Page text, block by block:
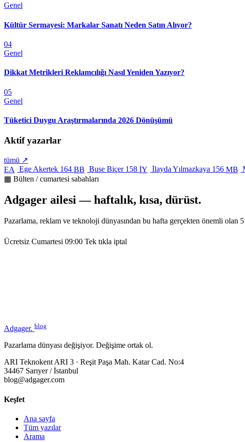
Genel
Kültür Sermayesi: Markalar Sanatı Neden Satın Alıyor?
04
Genel
Dikkat Metrikleri Reklamcılığı Nasıl Yeniden Yazıyor?
05
Genel
Tüketici Duygu Araştırmalarında 2026 Dönüşümü
Aktif yazarlar
tümü ↗
EA
Ege Akertek 164 BB Buse Biçer 158 İY İlayda Yılmazkaya 156 MB
▦ Bülten / cumartesi sabahları
Adgager ailesi — haftalık, kısa, dürüst.
Pazarlama, reklam ve teknoloji dünyasından bu hafta gerçekten önemli olan
Ücretsiz Cumartesi 09:00 Tek tıkla iptal
Adgager. blog
Pazarlama dünyası değişiyor. Değişime ortak ol.
ARI Teknokent ARI 3 · Reşit Paşa Mah. Katar Cad. No:4
34467 Sarıyer / İstanbul
blog@adgager.com
Keşfet
Ana sayfa
Tüm yazılar
Arama